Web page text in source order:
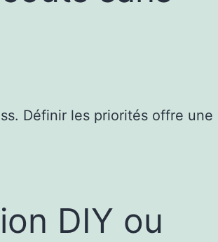
Définir les priorités offre
DIY ou